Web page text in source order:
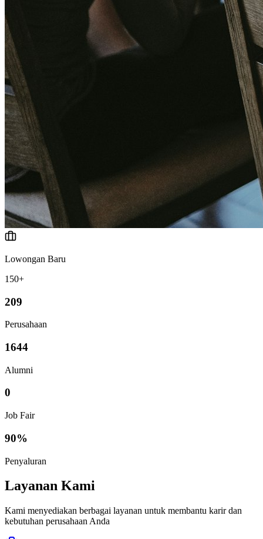
Lowongan Baru
150+
209
Perusahaan
1644
Alumni
0
Job Fair
90%
Penyaluran
Layanan Kami
Kami menyediakan berbagai layanan untuk membantu karir dan
kebutuhan perusahaan Anda